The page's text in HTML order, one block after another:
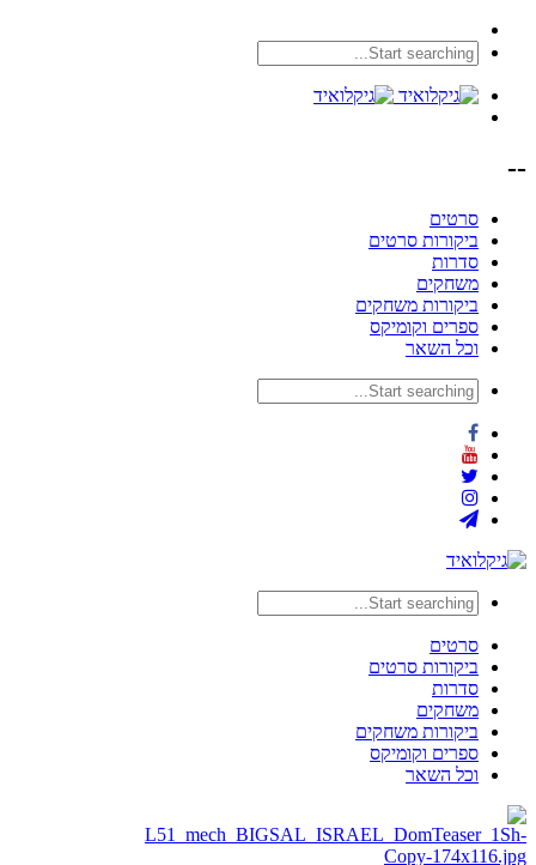
--
סרטים
ביקורות סרטים
סדרות
משחקים
ביקורות משחקים
ספרים וקומיקס
וכל השאר
סרטים
ביקורות סרטים
סדרות
משחקים
ביקורות משחקים
ספרים וקומיקס
וכל השאר